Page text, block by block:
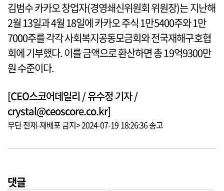
김범수 카카오 창업자(경영쇄신위원회 위원장)는 지난해
2월 13일과 4월 18일에 카카오 주식 1만5400주와 1만
7000주를 각각 사회복지공동모금회와 전국재해구호협
회에 기부했다. 이를 금액으로 환산하면 총 19억9300만
원 수준이다.
[CEO스코어데일리 / 유수정 기자 /
crystal@ceoscore.co.kr]
무단 전재-재배포 금지> 2024-07-19 18:26:36 송고
댓글